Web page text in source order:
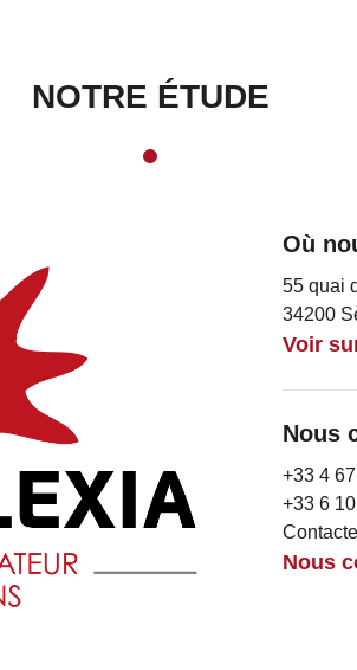
NOTRE ÉTUDE
Où
55 quai
34200
Voir
Nous
+33 4
+33 6
Nous